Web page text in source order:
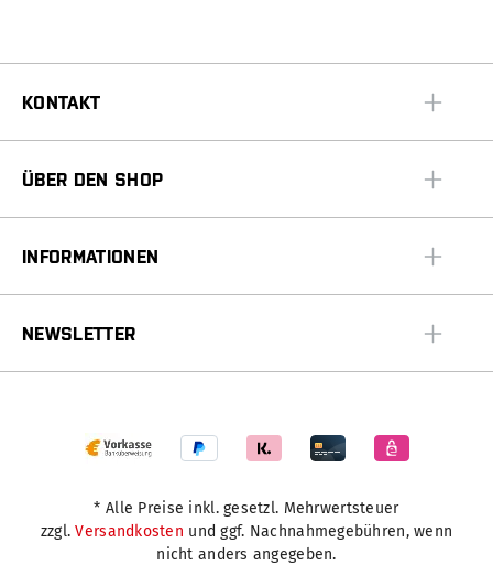
KONTAKT
ÜBER DEN SHOP
INFORMATIONEN
NEWSLETTER
* Alle Preise inkl. gesetzl. Mehrwertsteuer
zzgl.Versandkosten und ggf. Nachnahmegebühren, wenn
nicht anders angegeben.